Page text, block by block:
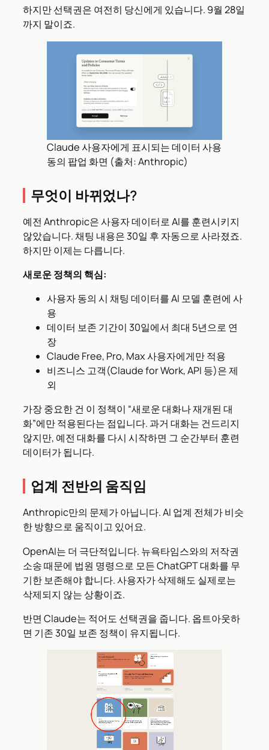
하지만 선택권은 여전히 당신에게 있습니다. 9월 28일
까지 말이죠.
Claude 사용자에게 표시되는 데이터 사용
동의 팝업 화면 (출처: Anthropic)
무엇이 바뀌었나?
예전 Anthropic은 사용자 데이터로 AI를 훈련시키지
않았습니다. 채팅 내용은 30일 후 자동으로 사라졌죠.
하지만 이제는 다릅니다.
새로운 정책의 핵심:
사용자 동의 시 채팅 데이터를 AI 모델 훈련에 사
용
데이터 보존 기간이 30일에서 최대 5년으로 연
장
Claude Free, Pro, Max 사용자에게만 적용
비즈니스 고객(Claude for Work, API 등)은 제
외
가장 중요한 건 이 정책이 “새로운 대화나 재개된 대
화”에만 적용된다는 점입니다. 과거 대화는 건드리지
않지만, 예전 대화를 다시 시작하면 그 순간부터 훈련
데이터가 됩니다.
업계 전반의 움직임
Anthropic만의 문제가 아닙니다. AI 업계 전체가 비슷
한 방향으로 움직이고 있어요.
OpenAI는 더 극단적입니다. 뉴욕타임스와의 저작권
소송 때문에 법원 명령으로 모든 ChatGPT 대화를 무
기한 보존해야 합니다. 사용자가 삭제해도 실제로는
삭제되지 않는 상황이죠.
반면 Claude는 적어도 선택권을 줍니다. 옵트아웃하
면 기존 30일 보존 정책이 유지됩니다.